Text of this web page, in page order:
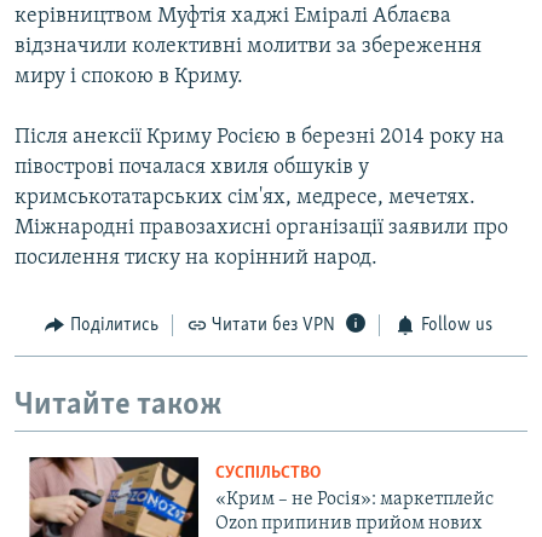
керівництвом Муфтія хаджі Еміралі Аблаєва
відзначили колективні молитви за збереження
миру і спокою в Криму.
Після анексії Криму Росією в березні 2014 року на
півострові почалася хвиля обшуків у
кримськотатарських сім'ях, медресе, мечетях.
Міжнародні правозахисні організації заявили про
посилення тиску на корінний народ.
Поділитись Читати без VPN Follow us
Читайте також
СУСПІЛЬСТВО
«Крим – не Росія»: маркетплейс
Ozon припинив прийом нових